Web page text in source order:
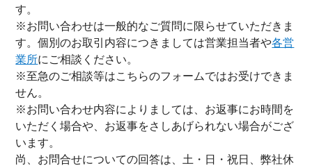
す。
※お問い合わせは一般的なご質問に限らせていただきま
す。個別のお取引内容につきましては営業担当者や各営
業所にご相談ください。
※至急のご相談等はこちらのフォームではお受けできま
せん。
※お問い合わせ内容によりましては、お返事にお時間を
いただく場合や、お返事をさしあげられない場合がござ
います。
尚、お問合せについての回答は、土・日・祝日、弊社休